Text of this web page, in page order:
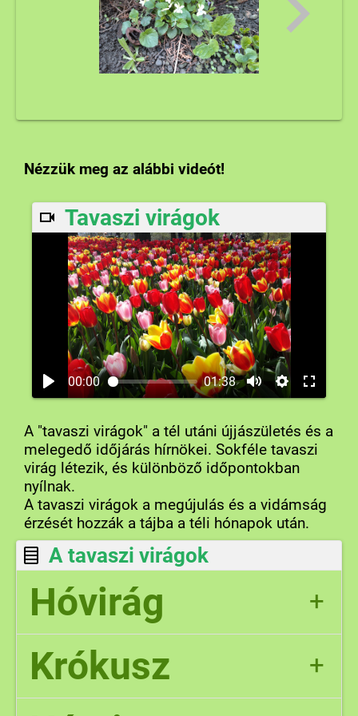
Nézzük meg az alábbi videót!
Tavaszi virágok
00:00 01:38
A "tavaszi virágok" a tél utáni újjászületés és a
melegedő időjárás hírnökei. Sokféle tavaszi
virág létezik, és különböző időpontokban
nyílnak.
A tavaszi virágok a megújulás és a vidámság
érzését hozzák a tájba a téli hónapok után.
A tavaszi virágok
Hóvirág +
Az egyik legelső virág, ami a hó alól is kibújik, korai
Krókusz +